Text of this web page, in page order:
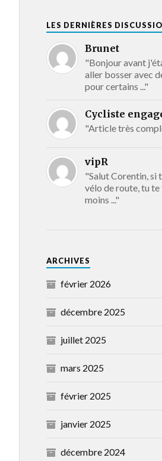
LES DERNIÈRES
Brunet
"Bonjour avant
aller bosser avec
pour certains ..."
Cycliste
"Article très
vipR
"Salut Corentin, si
vélo de route, tu
moins ..."
ARCHIVES
février 2026
décembre 2025
juillet 2025
mars 2025
février 2025
janvier 2025
décembre 2024